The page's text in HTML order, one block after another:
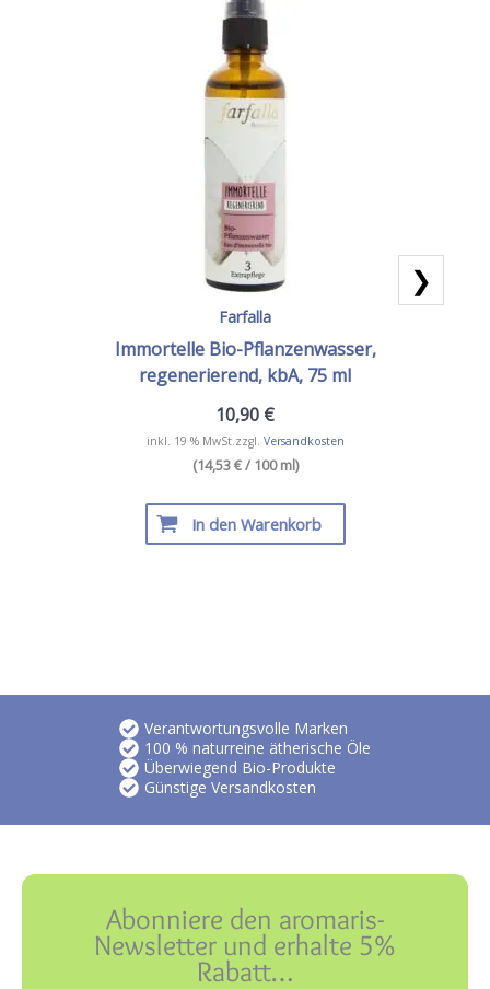
Farfalla
Immortelle Bio-Pflanzenwasser,
regenerierend, kbA, 75 ml
10,90 €
inkl. 19 % MwSt.zzgl. Versandkosten
(14,53 € / 100 ml)
In den Warenkorb
❯
Verantwortungsvolle Marken
100 % naturreine ätherische Öle
Überwiegend Bio-Produkte
Günstige Versandkosten
Abonniere den aromaris-
Newsletter und erhalte 5%
Rabatt…